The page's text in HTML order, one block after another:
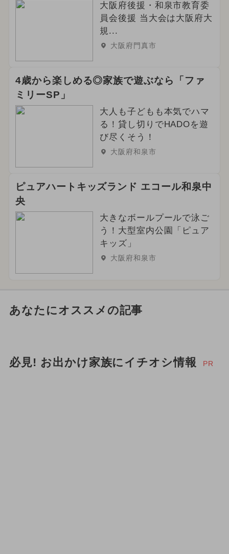
大阪府後援・和泉市教育委
員会後援 当大会は大阪府大
規...
大阪府門真市
4歳から楽しめる◎家族で遊ぶなら「ファ
ミリーSP」
大人も子どもも本気でハマ
る！貸し切りでHADOを遊
び尽くそう！
大阪府和泉市
ピュアハートキッズランド エコール和泉中
央
大きなボールプールで泳ご
う！大型室内公園「ピュア
キッズ」
大阪府和泉市
あなたにオススメの記事
必見! お出かけ家族にイチオシ情報 PR